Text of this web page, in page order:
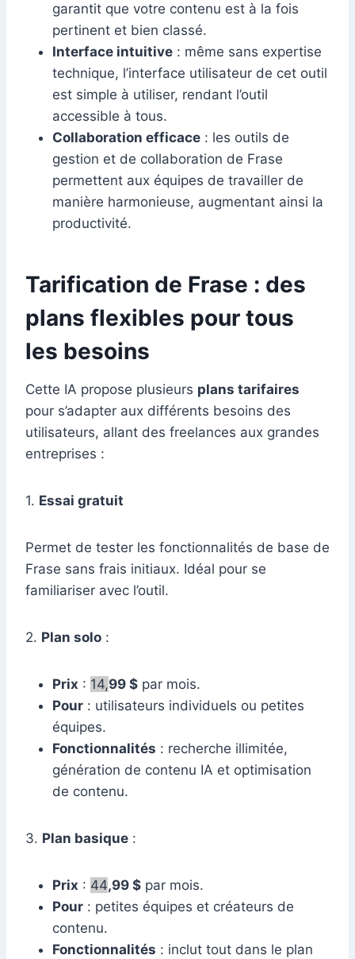
garantit que votre contenu est à la fois
pertinent et bien classé.
Interface intuitive : même sans expertise
technique, l’interface utilisateur de cet outil
est simple à utiliser, rendant l’outil
accessible à tous.
Collaboration efficace : les outils de
gestion et de collaboration de Frase
permettent aux équipes de travailler de
manière harmonieuse, augmentant ainsi la
productivité.
Tarification de Frase : des
plans flexibles pour tous
les besoins
Cette IA propose plusieurs plans tarifaires
pour s’adapter aux différents besoins des
utilisateurs, allant des freelances aux grandes
entreprises :
1. Essai gratuit
Permet de tester les fonctionnalités de base de
Frase sans frais initiaux. Idéal pour se
familiariser avec l’outil.
2. Plan solo :
Prix : 14,99 $ par mois.
Pour : utilisateurs individuels ou petites
équipes.
Fonctionnalités : recherche illimitée,
génération de contenu IA et optimisation
de contenu.
3. Plan basique :
Prix : 44,99 $ par mois.
Pour : petites équipes et créateurs de
contenu.
Fonctionnalités : inclut tout dans le plan